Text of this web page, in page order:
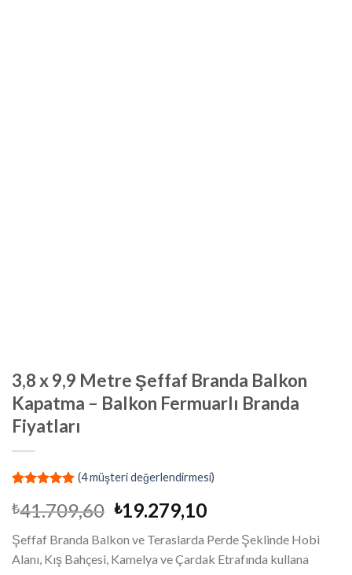
3,8 x 9,9 Metre Şeffaf Branda Balkon
Kapatma – Balkon Fermuarlı Branda
Fiyatları
puanına
dayanarak
5 üzerinden
5.00puan
aldı
(4müşteri değerlendirmesi)
₺41.709,60 Orijinal
₺41.709,60.
₺19.279,10Şu
fiyat:
₺19.279,10.
Şeffaf Branda Balkon ve Teraslarda Perde Şeklinde Hobi
Alanı, Kış Bahçesi, Kamelya ve Çardak Etrafında kullana